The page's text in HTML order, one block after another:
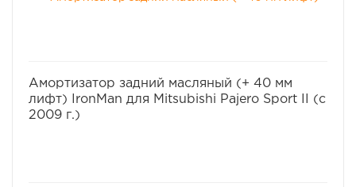
Амортизатор задний масляный (+ 40 мм
лифт) IronMan для Mitsubishi Pajero Sport II (с
2009 г.)